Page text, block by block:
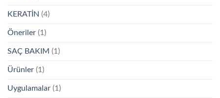
KERATİN (4)
Öneriler (1)
SAÇ BAKIM (1)
Ürünler (1)
Uygulamalar (1)